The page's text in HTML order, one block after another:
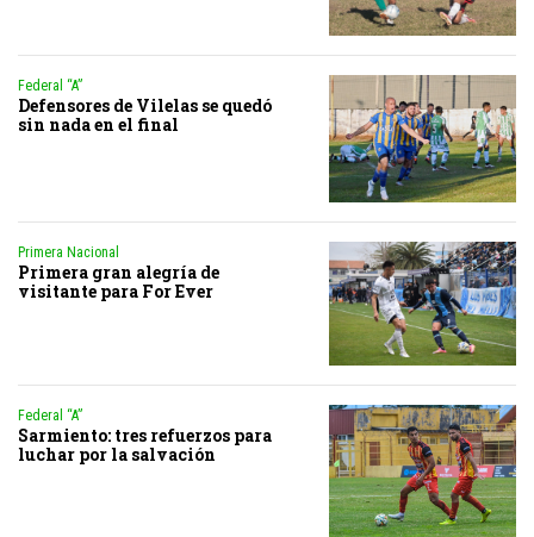
Federal “A”
Defensores de Vilelas se quedó
sin nada en el final
Primera Nacional
Primera gran alegría de
visitante para For Ever
Federal “A”
Sarmiento: tres refuerzos para
luchar por la salvación